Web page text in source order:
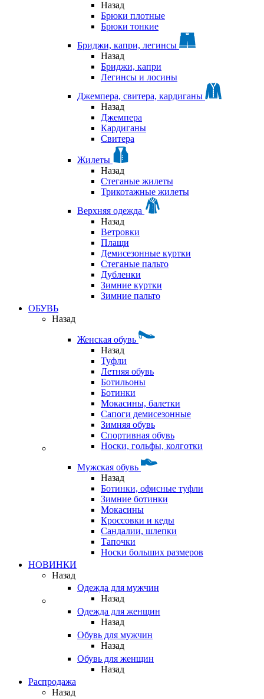
Назад
Брюки плотные
Брюки тонкие
Бриджи, капри, легинсы
Назад
Бриджи, капри
Легинсы и лосины
Джемпера, свитера, кардиганы
Назад
Джемпера
Кардиганы
Свитера
Жилеты
Назад
Стеганые жилеты
Трикотажные жилеты
Верхняя одежда
Назад
Ветровки
Плащи
Демисезонные куртки
Стеганые пальто
Дубленки
Зимние куртки
Зимние пальто
ОБУВЬ
Назад
Женская обувь
Назад
Туфли
Летняя обувь
Ботильоны
Ботинки
Мокасины, балетки
Сапоги демисезонные
Зимняя обувь
Спортивная обувь
Носки, гольфы, колготки
Мужская обувь
Назад
Ботинки, офисные туфли
Зимние ботинки
Мокасины
Кроссовки и кеды
Сандалии, шлепки
Тапочки
Носки больших размеров
НОВИНКИ
Назад
Одежда для мужчин
Назад
Одежда для женщин
Назад
Обувь для мужчин
Назад
Обувь для женщин
Назад
Распродажа
Назад